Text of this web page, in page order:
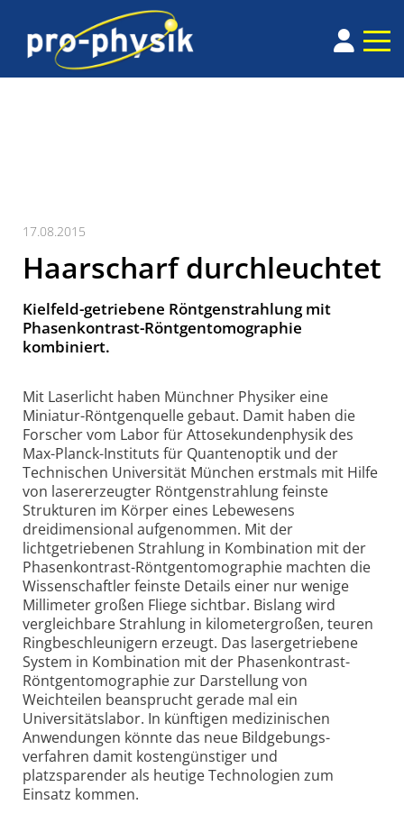
17.08.2015
Haarscharf durchleuchtet
Kielfeld-getriebene Röntgenstrahlung mit
Phasenkontrast-Röntgentomographie
kombiniert.
Mit Laserlicht haben Münchner Physiker eine
Miniatur-Röntgenquelle gebaut. Damit haben die
Forscher vom Labor für Atto­sekunden­physik des
Max-Planck-Instituts für Quantenoptik und der
Technischen Universität München erstmals mit Hilfe
von lasererzeugter Röntgen­strahlung feinste
Strukturen im Körper eines Lebewesens
dreidimensional aufgenommen. Mit der
lichtgetriebenen Strahlung in Kombination mit der
Phasenkontrast-Röntgentomographie machten die
Wissenschaftler feinste Details einer nur wenige
Millimeter großen Fliege sichtbar. Bislang wird
vergleichbare Strahlung in kilometergroßen, teuren
Ringbeschleunigern erzeugt. Das laser­getriebene
System in Kombination mit der Phasenkontrast-
Röntgentomographie zur Darstellung von
Weichteilen beansprucht gerade mal ein
Universitätslabor. In künftigen medizinischen
Anwendungen könnte das neue Bild­gebungs­
verfahren damit kostengünstiger und
platzsparender als heutige Technologien zum
Einsatz kommen.